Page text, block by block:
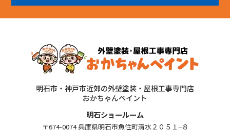
明石市・神戸市近郊の外壁塗装・屋根工事専門店
おかちゃんペイント
明石ショールーム
〒674-0074 兵庫県明石市魚住町清水２０５１−８